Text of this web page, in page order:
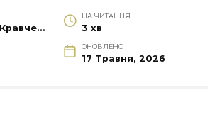
Олександр Кравченко
НА ЧИТАННЯ
3 хв
ОНОВЛЕНО
17 Травня, 2026